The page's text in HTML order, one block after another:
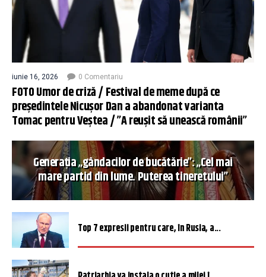
iunie 16, 2026 0 Comentariu
FOTO Umor de criză / Festival de meme după ce
președintele Nicușor Dan a abandonat varianta
Tomac pentru Veștea / ”A reușit să unească românii”
Generația „gândacilor de bucătărie”: „Cel mai
mare partid din lume. Puterea tineretului”
Top 7 expresii pentru care, în Rusia, a...